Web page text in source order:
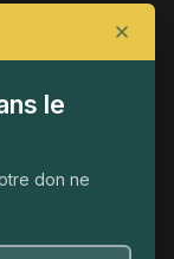
le
don ne